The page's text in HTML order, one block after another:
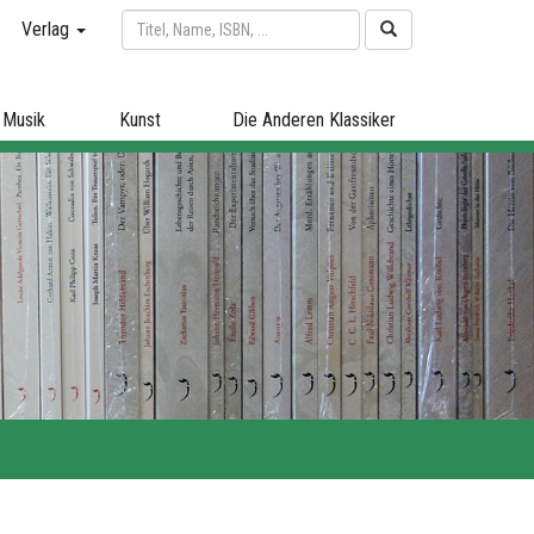
Verlag
Musik Kunst Die Anderen Klassiker